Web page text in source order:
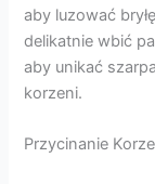
aby luzować
delikatnie wbić
aby unikać
korzeni.
Przycinanie